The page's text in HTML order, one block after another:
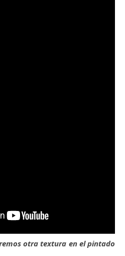
otra textura en el pintado